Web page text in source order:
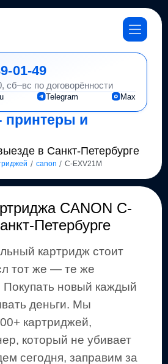
принтеры и
в Санкт-Петербурге
/ canon / C-EXV21M
01-49
сб–вс по договорённости
Telegram Max
CANON C-
Петербурге
картридж стоит
тот же — те же
Покупать новый каждый
деньги. Мы
картриджей,
который не убивает
сегодня, заправим за